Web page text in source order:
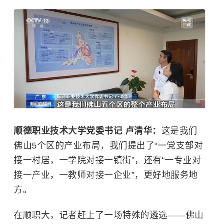
顺德职业技术大学党委书记 卢清华： 这是我们
佛山5个区的产业布局，我们提出了“一党支部对
接一村居，一学院对接一镇街”，还有“一专业对
接一产业，一教师对接一企业”，更好地服务地
方。
在顺职大，记者赶上了一场特殊的遴选——佛山